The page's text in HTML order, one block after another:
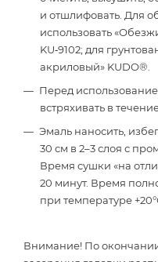
и отшлифовать. Для
использовать
KU‑9102; для
акриловый» KUDO®.
Перед
встряхивать в
Эмаль наносить,
30 см в 2–3 слоя с
Время сушки «на
20 минут. Время
при температуре
Внимание! По